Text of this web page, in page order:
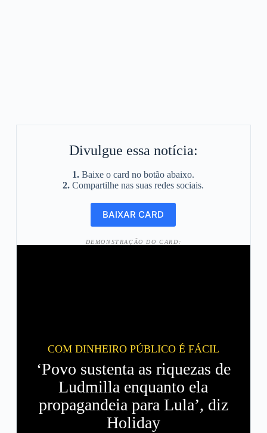
Divulgue essa notícia:
1. Baixe o card no botão abaixo.
2. Compartilhe nas suas redes sociais.
DEMONSTRAÇÃO DO CARD:
COM DINHEIRO PÚBLICO É FÁCIL
‘Povo sustenta as riquezas de
Ludmilla enquanto ela
propagandeia para Lula’, diz
Holiday